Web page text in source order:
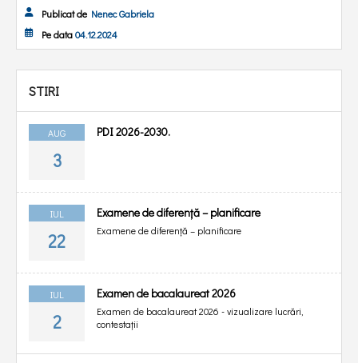
Publicat de Nenec Gabriela
Pe data04.12.2024
STIRI
AUG
3
PDI 2026-2030.
IUL
22
Examene de diferență – planificare
Examene de diferență – planificare
IUL
2
Examen de bacalaureat 2026
Examen de bacalaureat 2026 - vizualizare lucrări,
contestații